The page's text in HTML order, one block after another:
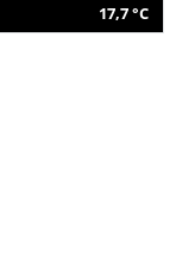
17,7 °C